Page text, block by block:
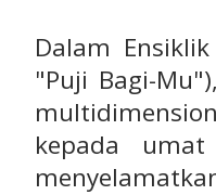
Dalam
"Puji Bagi-
kepada